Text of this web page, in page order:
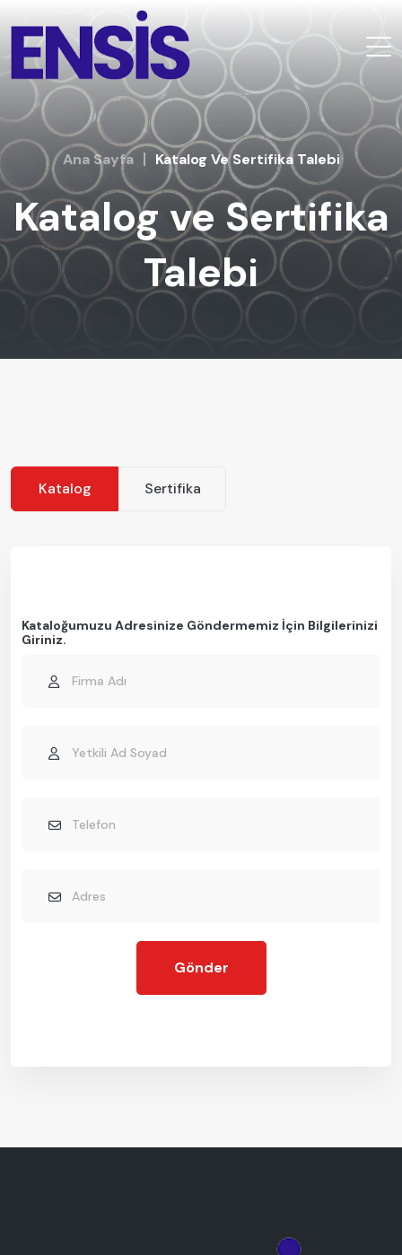
Ana Sayfa Katalog Ve Sertifika Talebi
Katalog ve Sertifika
Talebi
Katalog Sertifika
Kataloğumuzu Adresinize Göndermemiz İçin Bilgilerinizi
Giriniz.
Gönder